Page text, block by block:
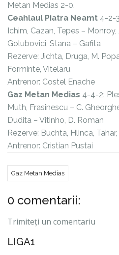
Metan Medias 2-0.
Ceahlaul Piatra Neamt 4-2-
Ichim, Cazan, Tepes –
Golubovici, Stana – Gafita
Rezerve: Jichta, Druga, M.
Forminte, Vitelaru
Antrenor: Costel Enache
Gaz Metan Medias 4-4-2:
Muth, Frasinescu – C.
Dudita – Vitinho, D. Roman
Rezerve: Buchta, Hlinca,
Antrenor: Cristian Pustai
Gaz Metan Medias
0 comentarii:
Trimiteți un comentariu
LIGA1